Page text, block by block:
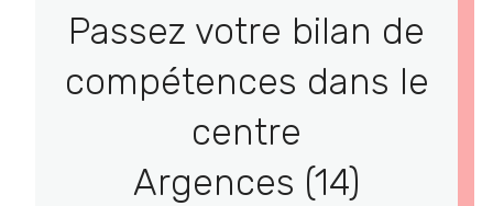
Passez votre bilan de
compétences dans le
centre
Argences (14)